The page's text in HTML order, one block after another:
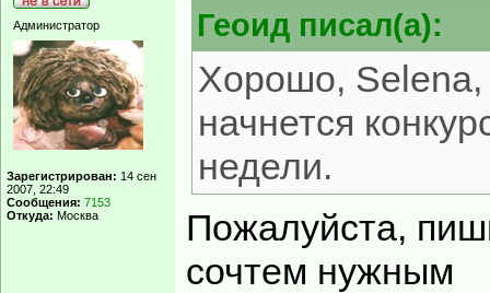
Администратор
Зарегистрирован: 14 сен
2007, 22:49
Сообщения: 7153
Откуда: Москва
Геоид писал(а):
Хорошо, Selena,
начнется
недели.
Пожалуйста,
сочтем нужным